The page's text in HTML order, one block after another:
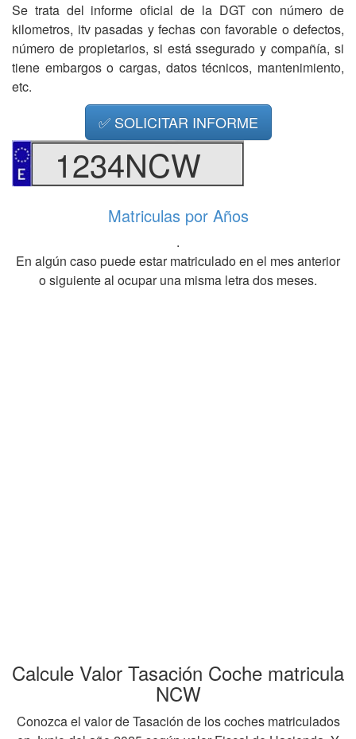
Se trata del informe oficial de la DGT con número de
kilometros, itv pasadas y fechas con favorable o defectos,
número de propietarios, si está ssegurado y compañía, si
tiene embargos o cargas, datos técnicos, mantenimiento,
etc.
✅ SOLICITAR INFORME
1234NCW
Matriculas por Años
.
En algún caso puede estar matriculado en el mes anterior
o siguiente al ocupar una misma letra dos meses.
Calcule Valor Tasación Coche matricula
NCW
Conozca el valor de Tasación de los coches matriculados